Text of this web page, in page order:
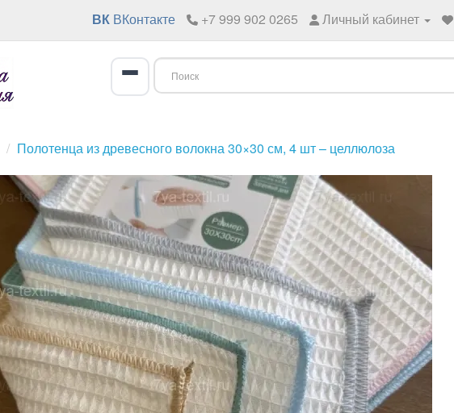
ВК ВКонтакте +7 999 902 0265 Личный кабинет
Полотенца из древесного волокна 30×30 см, 4 шт – целлюлоза